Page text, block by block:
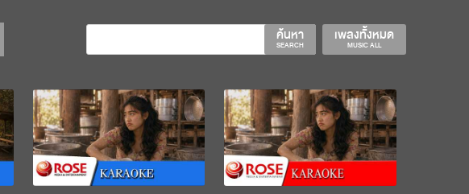
เพลงทั้งหมด
MUSIC ALL
ค้นหา
SEARCH